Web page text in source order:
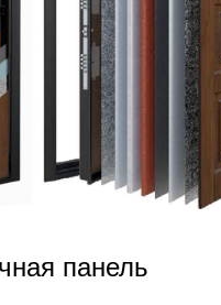
панель